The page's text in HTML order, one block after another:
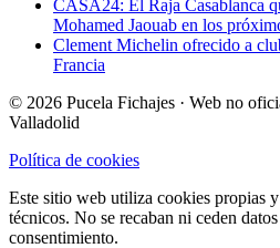
CASA24: El Raja Casablanca
Mohamed Jaouab en los
Clement Michelin ofrecido a
Francia
© 2026 Pucela Fichajes · Web no
Valladolid
Política de cookies
Este sitio web utiliza cookies propias
técnicos. No se recaban ni ceden
consentimiento.